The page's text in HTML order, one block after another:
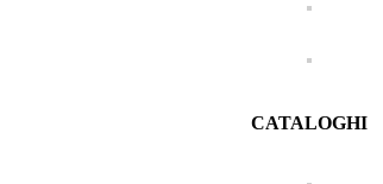
CATALOGHI